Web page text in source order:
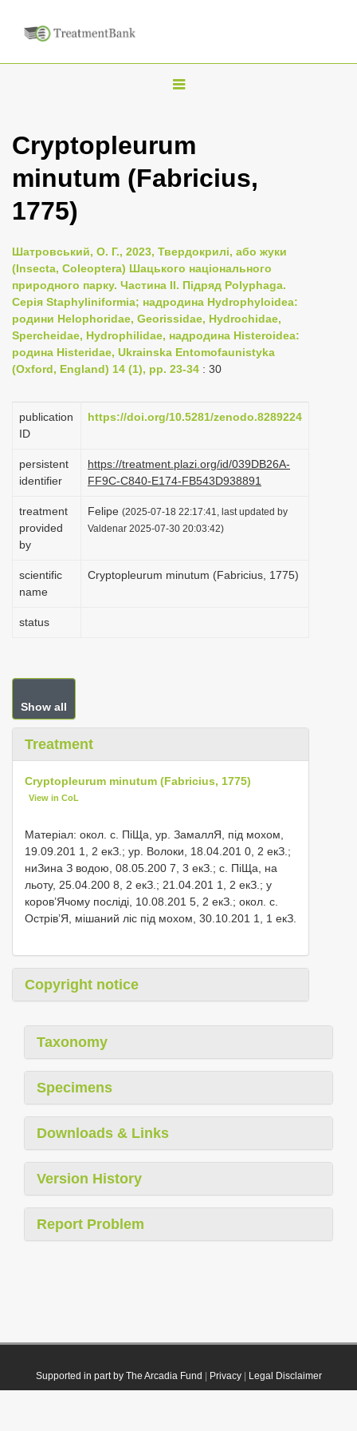
T
g
l
v
i
g
a
t
i
n
Cryptopleurum
minutum (Fabricius,
1775)
Шатровський, О. Г., 2023, Твердокрилі, або жуки
(Insecta, Coleoptera) Шацького національного
природного парку. Частина II. Підряд Polyphaga.
Серія Staphyliniformia; надродина Hydrophyloidea:
родини Helophoridae, Georissidae, Hydrochidae,
Spercheidae, Hydrophilidae, надродина Histeroidea:
родина Histeridae, Ukrainska Entomofaunistyka
(Oxford, England) 14 (1), pp. 23-34 : 30
publication
ID
https://doi.org/10.5281/zenodo.8289224
persistent
identifier
https://treatment.plazi.org/id/039DB26A-
FF9C-C840-E174-FB543D938891
treatment
provided
by
Felipe (2025-07-18 22:17:41, last updated by
Valdenar 2025-07-30 20:03:42)
scientific
name
Cryptopleurum minutum (Fabricius, 1775)
status
Show all
Treatment
Cryptopleurum minutum (Fabricius, 1775)
View in CoL
Матеріал: окол. с. ПіЩа, ур. ЗамаллЯ, під мохом,
19.09.201 1, 2 екЗ.; ур. Волоки, 18.04.201 0, 2 екЗ.;
ниЗина З водою, 08.05.200 7, 3 екЗ.; с. ПіЩа, на
льоту, 25.04.200 8, 2 екЗ.; 21.04.201 1, 2 екЗ.; у
коров’Ячому посліді, 10.08.201 5, 2 екЗ.; окол. с.
Острів’Я, мішаний ліс під мохом, 30.10.201 1, 1 екЗ.
Copyright notice
Taxonomy
Specimens
Downloads & Links
Version History
Report Problem
Supported in part by The Arcadia Fund Privacy| Legal Disclaimer